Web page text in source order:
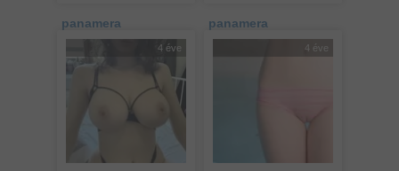
panamera panamera
4 éve 4 éve